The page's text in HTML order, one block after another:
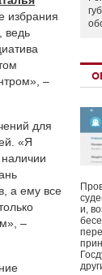
избрания
ведь
–
для
«Я
а ему все
–
и,